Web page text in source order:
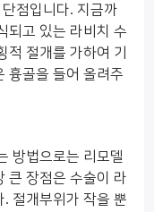
점입니다. 지금까
되고 있는 라비치 수
절개를 가하여 기
흉골을 들어 올려주
방법으로는 리모델
큰 장점은 수술이 라
. 절개부위가 작을 뿐